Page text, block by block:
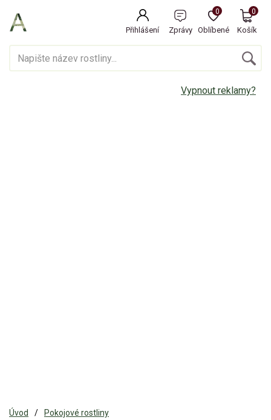
Přihlášení Zprávy Oblíbené
0
Košík
0
Vypnout reklamy?
Úvod
Pokojové rostliny